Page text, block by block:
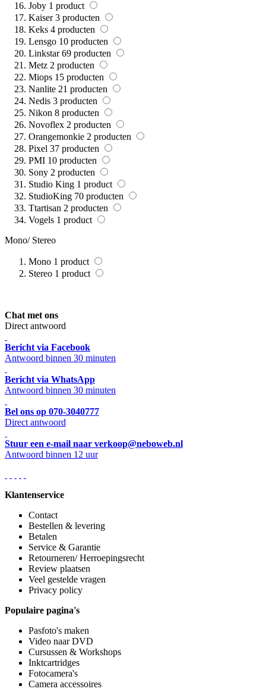
Joby 1 product
Kaiser 3 producten
Keks 4 producten
Lensgo 10 producten
Linkstar 69 producten
Metz 2 producten
Miops 15 producten
Nanlite 21 producten
Nedis 3 producten
Nikon 8 producten
Novoflex 2 producten
Orangemonkie 2 producten
Pixel 37 producten
PMI 10 producten
Sony 2 producten
Studio King 1 product
StudioKing 70 producten
Ttartisan 2 producten
Vogels 1 product
Mono/ Stereo
Mono 1 product
Stereo 1 product
Chat met ons
Direct antwoord
Bericht via Facebook
Antwoord binnen 30 minuten
Bericht via WhatsApp
Antwoord binnen 30 minuten
Bel ons op 070-3040777
Direct antwoord
Stuur een e-mail naar verkoop@neboweb.nl
Antwoord binnen 12 uur
Klantenservice
Contact
Bestellen & levering
Betalen
Service & Garantie
Retourneren/ Herroepingsrecht
Review plaatsen
Veel gestelde vragen
Privacy policy
Populaire pagina's
Pasfoto's maken
Video naar DVD
Cursussen & Workshops
Inktcartridges
Fotocamera's
Camera accessoires